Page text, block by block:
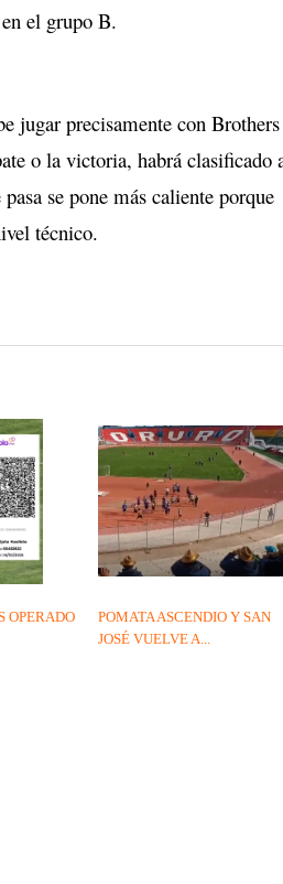
el grupo B.
jugar precisamente con
o la victoria, habrá clasificado
se pone más caliente porque
técnico.
POMATA ASCENDIO Y SAN
JOSÉ VUELVE A...
OPERADO